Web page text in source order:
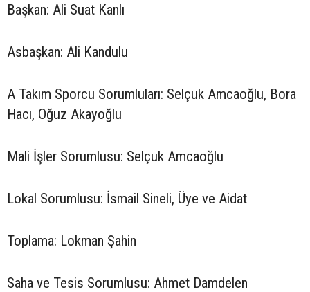
Başkan: Ali Suat Kanlı
Asbaşkan: Ali Kandulu
A Takım Sporcu Sorumluları: Selçuk Amcaoğlu, Bora
Hacı, Oğuz Akayoğlu
Mali İşler Sorumlusu: Selçuk Amcaoğlu
Lokal Sorumlusu: İsmail Sineli, Üye ve Aidat
Toplama: Lokman Şahin
Saha ve Tesis Sorumlusu: Ahmet Damdelen